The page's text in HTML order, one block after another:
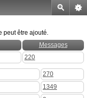
peut être ajouté.
Messages
220
270
1349